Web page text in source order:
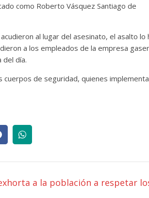
como Roberto Vásquez Santiago de
al lugar del asesinato, el asalto lo
a los empleados de la empresa
día.
de seguridad, quienes
a la población a respetar